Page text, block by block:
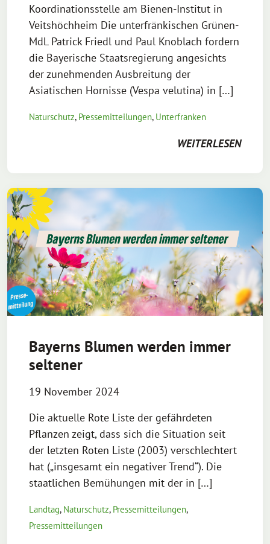
Koordinationsstelle am Bienen-Institut in
Veitshöchheim Die unterfränkischen Grünen-
MdL Patrick Friedl und Paul Knoblach fordern
die Bayerische Staatsregierung angesichts
der zunehmenden Ausbreitung der
Asiatischen Hornisse (Vespa velutina) in […]
Naturschutz, Pressemitteilungen, Unterfranken
WEITERLESEN
Bayerns Blumen werden immer
seltener
19 November 2024
Die aktuelle Rote Liste der gefährdeten
Pflanzen zeigt, dass sich die Situation seit
der letzten Roten Liste (2003) verschlechtert
hat („insgesamt ein negativer Trend“). Die
staatlichen Bemühungen mit der in […]
Landtag, Naturschutz, Pressemitteilungen,
Pressemitteilungen